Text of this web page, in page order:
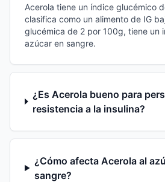
Acerola tiene un índice glucémico
clasifica como un alimento de IG
glucémica de 2 por 100g, tiene un
azúcar en sangre.
¿Es Acerola bueno para
resistencia a la insulina?
¿Cómo afecta Acerola al
sangre?